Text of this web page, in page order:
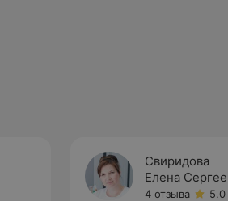
Свиридова
Елена
4 отзыва
5.0